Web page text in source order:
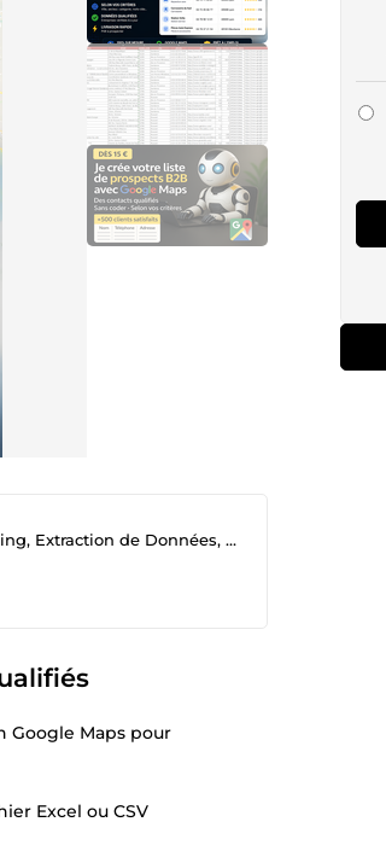
de Données, Scraping
Google Maps pour
Excel ou CSV